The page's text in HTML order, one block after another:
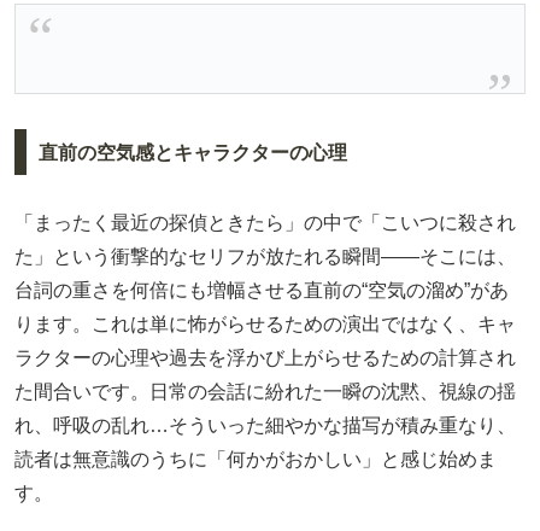
直前の空気感とキャラクターの心理
「まったく最近の探偵ときたら」の中で「こいつに殺され
た」という衝撃的なセリフが放たれる瞬間――そこには、
台詞の重さを何倍にも増幅させる直前の“空気の溜め”があ
ります。これは単に怖がらせるための演出ではなく、キャ
ラクターの心理や過去を浮かび上がらせるための計算され
た間合いです。日常の会話に紛れた一瞬の沈黙、視線の揺
れ、呼吸の乱れ…そういった細やかな描写が積み重なり、
読者は無意識のうちに「何かがおかしい」と感じ始めま
す。